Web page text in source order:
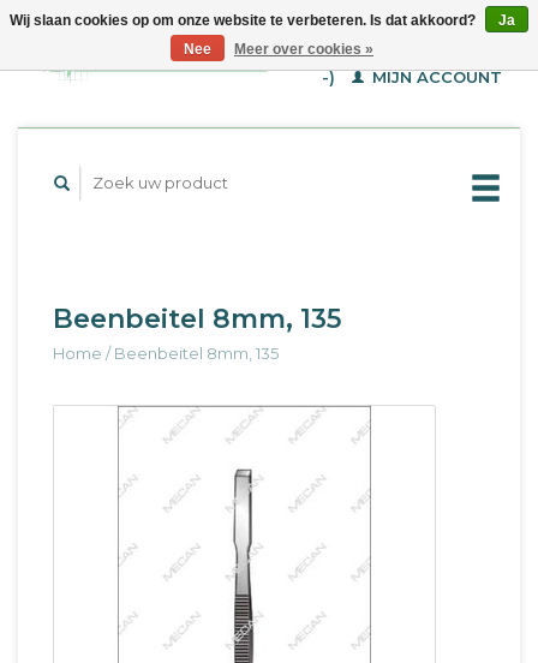
WINKELWAGEN (€--,-
-)
MIJN ACCOUNT
Beenbeitel 8mm, 135
Home /Beenbeitel 8mm, 135
Wij slaan cookies op om onze website te verbeteren. Is dat akkoord?
Ja
Nee
Meer over cookies »